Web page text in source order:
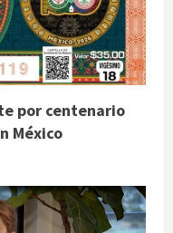
por centenario
México